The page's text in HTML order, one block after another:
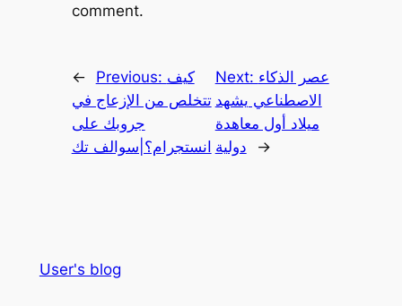
comment.
← Previous: كيف
تتخلص من الإزعاج في
جروبك على
انستجرام؟|سوالف تك
Next: عصر الذكاء
الاصطناعي يشهد
ميلاد أول معاهدة
دولية
→
User's blog